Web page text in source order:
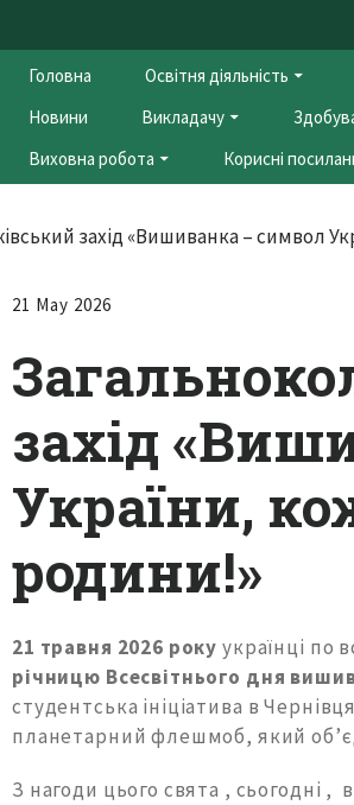
Головна Освітня діяльність
Новини
Викладачу
Виховна робота
Корисні
21 May 2026
захід
України,
родини!»
21 травня 2026 року українці по
річницю Всесвітнього дня
студентська ініціатива в
планетарний флешмоб, який
З нагоди цього свята , сьогодні ,